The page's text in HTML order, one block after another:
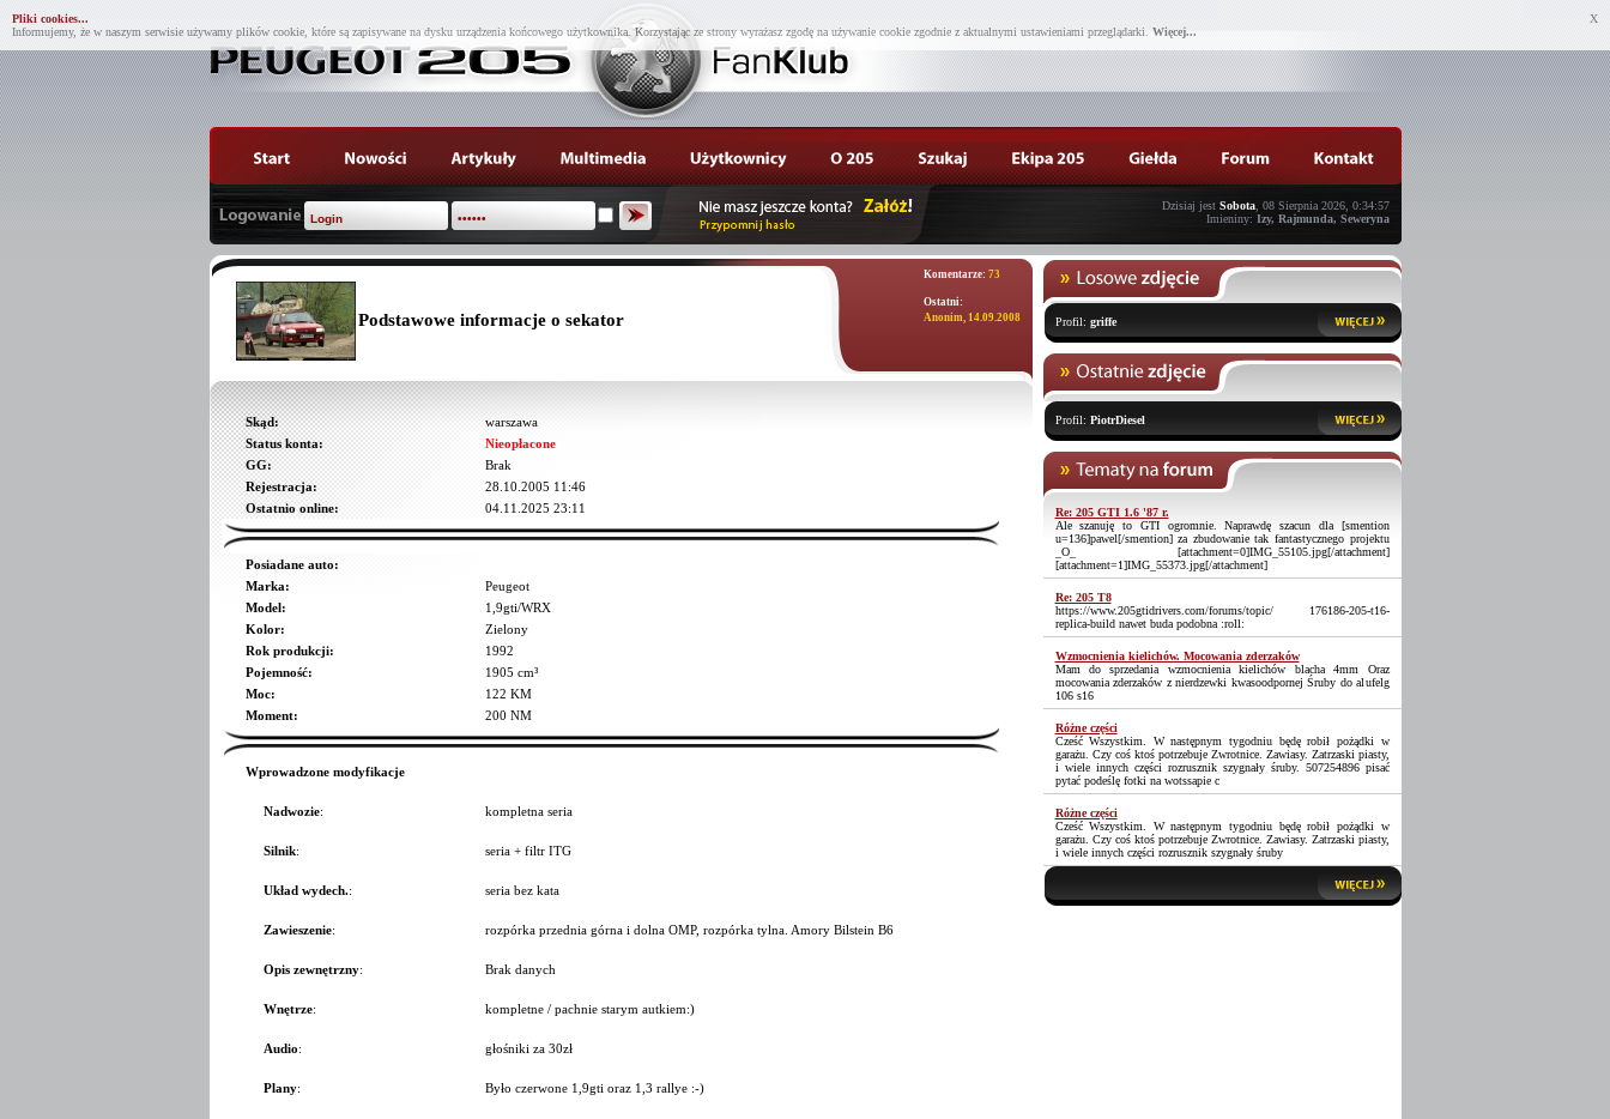
X
Pliki cookies...
Informujemy, że w naszym serwisie używamy plików cookie, które są zapisywane na dysku urządzenia końcowego użytkownika. Korzystając ze strony wyrażasz zgodę na używanie cookie zgodnie z aktualnymi ustawieniami przeglądarki. Więcej...
Dzisiaj jest Sobota, 08 Sierpnia 2026, 0:34:57
Imieniny: Izy, Rajmunda, Seweryna
Podstawowe informacje o sekator
Komentarze: 73
Ostatni:
Anonim, 14.09.2008
Skąd:
warszawa
Status konta:
Nieopłacone
GG:
Brak
Rejestracja:
28.10.2005 11:46
Ostatnio online:
04.11.2025 23:11
Posiadane auto:
Marka:
Peugeot
Model:
1,9gti/WRX
Kolor:
Zielony
Rok produkcji:
1992
Pojemność:
1905 cm³
Moc:
122 KM
Moment:
200 NM
Wprowadzone modyfikacje
Nadwozie: kompletna seria
Silnik: seria + filtr ITG
Układ wydech.: seria bez kata
Zawieszenie: rozpórka przednia górna i dolna OMP, rozpórka tylna. Amory Bilstein B6
Opis zewnętrzny: Brak danych
Wnętrze: kompletne / pachnie starym autkiem:)
Audio: głośniki za 30zł
Plany: Było czerwone 1,9gti oraz 1,3 rallye :-)
Profil: griffe
Profil: PiotrDiesel
Re: 205 GTI 1.6 '87 r.
Ale szanuję to GTI ogromnie. Naprawdę szacun dla [smention
u=136]pawel[/smention] za zbudowanie tak fantastycznego projektu
_O_ [attachment=0]IMG_55105.jpg[/attachment]
[attachment=1]IMG_55373.jpg[/attachment]
Re: 205 T8
https://www.205gtidrivers.com/forums/topic/ 176186-205-t16-
replica-build nawet buda podobna :roll:
Wzmocnienia kielichów. Mocowania zderzaków
Mam do sprzedania wzmocnienia kielichów blacha 4mm Oraz
mocowania zderzaków z nierdzewki kwasoodpornej Śruby do alufelg
106 s16
Różne części
Cześć Wszystkim. W następnym tygodniu będę robił pożądki w
garażu. Czy coś ktoś potrzebuje Zwrotnice. Zawiasy. Zatrzaski piasty,
i wiele innych części rozrusznik szygnały śruby. 507254896 pisać
pytać podeślę fotki na wotssapie c
Różne części
Cześć Wszystkim. W następnym tygodniu będę robił pożądki w
garażu. Czy coś ktoś potrzebuje Zwrotnice. Zawiasy. Zatrzaski piasty,
i wiele innych części rozrusznik szygnały śruby